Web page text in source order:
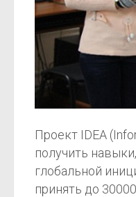
Проект IDEA
получить
глобальной
принять до